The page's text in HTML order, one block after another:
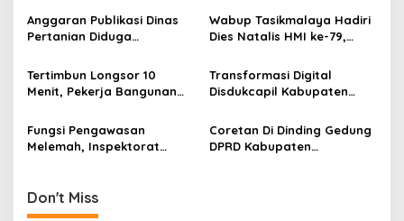
a
t
i
o
Tasikmalaya Tuai Sorotan
“Ngahiji, Ngajalur,
Ngabukti”
Anggaran Publikasi Dinas
Pertanian Diduga
Surat Edaran Yang
Dikeluarkan Bupati
Tasikmalaya
Wabup Tasikmalaya Hadiri
Dies Natalis HMI ke-79,
dan Pemerintah
Tertimbun Longsor 10
Menit, Pekerja Bangunan
Selamat dari Maut
Transformasi Digital
Disdukcapil Kabupaten
Aktivasi SIDURU untuk
Pelayanan Cepat
Fungsi Pengawasan
Melemah, Inspektorat
Coretan Di Dinding Gedung
DPRD Kabupaten
Don't Miss